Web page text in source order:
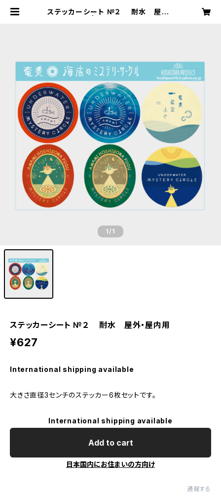
ステッカーシート №２ 耐水 屋外・
1/1
ステッカーシート №２ 耐水 屋外・屋内用
¥627
International shipping available
大きさ直径3センチのステッカー6枚セットです。
International shipping available
Add to cart
日本国内にお住まいの方向け
通報する